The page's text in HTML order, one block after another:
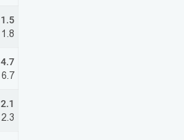
1.5
1.8
4.7
6.7
2.1
2.3